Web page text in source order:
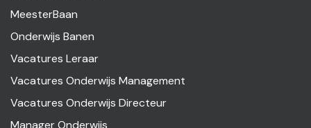
MeesterBaan
Onderwijs Banen
Vacatures Leraar
Vacatures Onderwijs Management
Vacatures Onderwijs Directeur
Manager Onderwijs